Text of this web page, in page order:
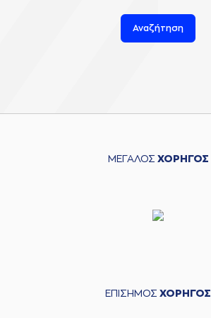
Αναζήτηση
ΜΕΓΑΛΟΣ ΧΟΡΗΓΟΣ
ΕΠΙΣΗΜΟΣ ΧΟΡΗΓΟΣ